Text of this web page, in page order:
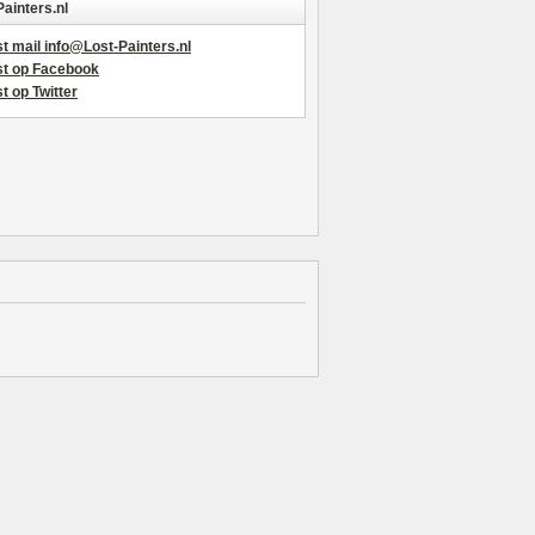
mail info@Lost-Painters.nl
op Facebook
op Twitter